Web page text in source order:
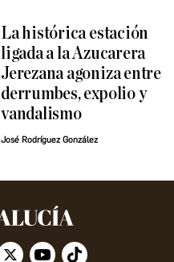
La histórica estación
ligada a la Azucarera
Jerezana agoniza entre
derrumbes, expolio y
vandalismo
José Rodríguez González